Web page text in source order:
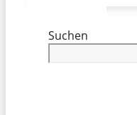
Suchen